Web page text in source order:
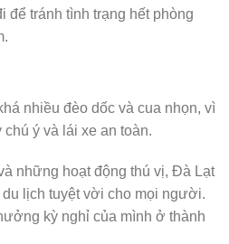
để tránh tình trạng hết phòng
nhiều đèo dốc và cua nhọn, vì
ý và lái xe an toàn.
những hoạt động thú vị, Đà Lạt
lịch tuyệt vời cho mọi người.
kỳ nghỉ của mình ở thành